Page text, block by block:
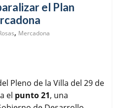
el Plan
, Mercadona
Pleno de la Villa del 29 de
el punto 21, una